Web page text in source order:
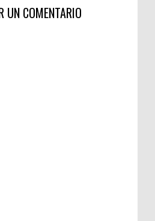
UN COMENTARIO